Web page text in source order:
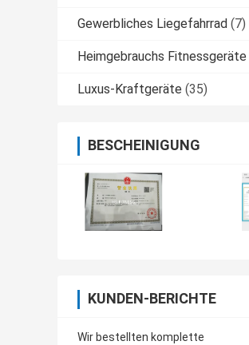
Gewerbliches Liegefahrrad (7)
Heimgebrauchs Fitnessgeräte
Luxus-Kraftgeräte (35)
BESCHEINIGUNG
KUNDEN-BERICHTE
Wir bestellten komplette